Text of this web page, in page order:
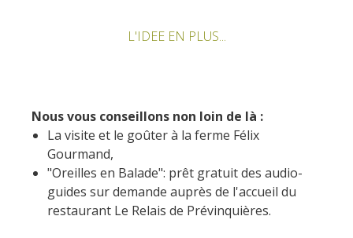
L'IDEE EN PLUS...
Nous vous conseillons non loin de là :
La visite et le goûter à la ferme Félix
Gourmand,
"Oreilles en Balade": prêt gratuit des audio-
guides sur demande auprès de l'accueil du
restaurant Le Relais de Prévinquières.